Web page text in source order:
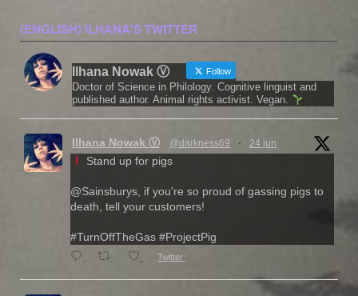
(ENGLISH) ILHANA'S TWITTER
Ilhana Nowak Ⓥ Follow
Doctor of Science in Philology. Cognitive linguist and
published author. Animal rights activist. Vegan.
Ilhana Nowak Ⓥ @darkness69 · 24 jun
Stand up for pigs
@Sainsburys, if you're so proud of gassing pigs to
death, tell your customers!
#TurnOffTheGas #ProjectPig
Twitter